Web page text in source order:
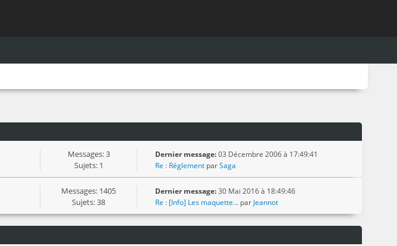
Messages: 3
Sujets: 1
Dernier message:03 Décembre 2006 à 17:49:41
Re : Réglement parSaga
Messages: 1405
Sujets: 38
Dernier message:30 Mai 2016 à 18:49:46
Re : [Info] Les maquette... par Jeannot